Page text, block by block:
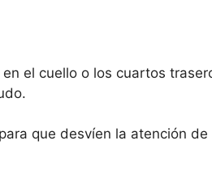
el cuello o los cuartos
que desvíen la atención